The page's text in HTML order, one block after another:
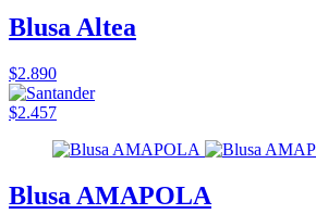
Blusa Altea
$2.890
$2.457
Blusa AMAPOLA